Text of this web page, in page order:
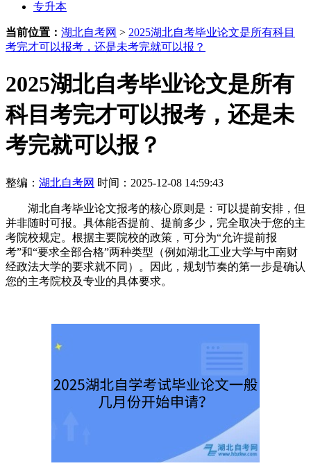
专升本
当前位置： 湖北自考网 > 2025湖北自考毕业论文是所有科目
考完才可以报考，还是未考完就可以报？
2025湖北自考毕业论文是所有
科目考完才可以报考，还是未
考完就可以报？
整编： 湖北自考网 时间：2025-12-08 14:59:43
湖北自考毕业论文报考的核心原则是：可以提前安排，但
并非随时可报。具体能否提前、提前多少，完全取决于您的主
考院校规定。根据主要院校的政策，可分为“允许提前报
考”和“要求全部合格”两种类型（例如湖北工业大学与中南财
经政法大学的要求就不同）。因此，规划节奏的第一步是确认
您的主考院校及专业的具体要求。